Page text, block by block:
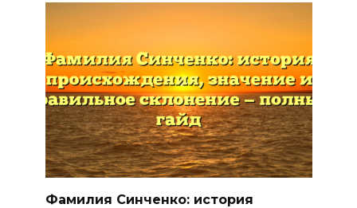
Фамилия Синченко: история